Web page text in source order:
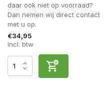
daar ook niet op voorraad?
Dan nemen wij direct contact
met u op.
€34,95
Incl. btw